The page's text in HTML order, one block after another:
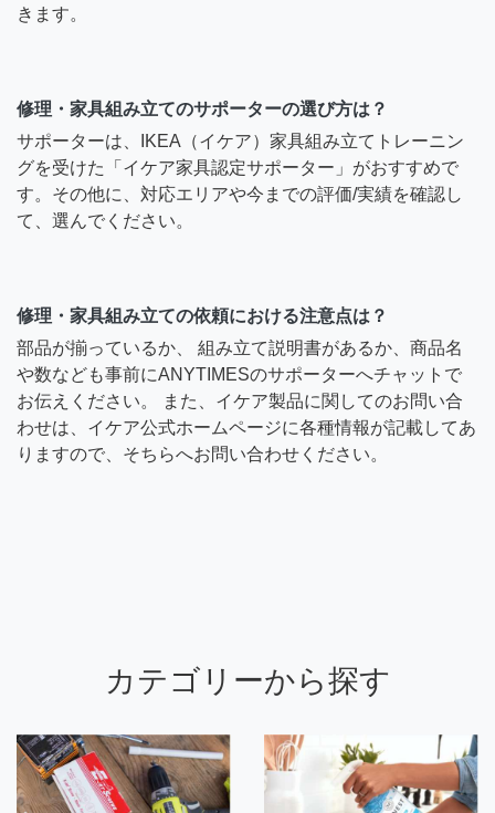
きます。
修理・家具組み立てのサポーターの選び方は？
サポーターは、IKEA（イケア）家具組み立てトレーニン
グを受けた「イケア家具認定サポーター」がおすすめで
す。その他に、対応エリアや今までの評価/実績を確認し
て、選んでください。
修理・家具組み立ての依頼における注意点は？
部品が揃っているか、 組み立て説明書があるか、商品名
や数なども事前にANYTIMESのサポーターへチャットで
お伝えください。 また、イケア製品に関してのお問い合
わせは、イケア公式ホームページに各種情報が記載してあ
りますので、そちらへお問い合わせください。
カテゴリーから探す